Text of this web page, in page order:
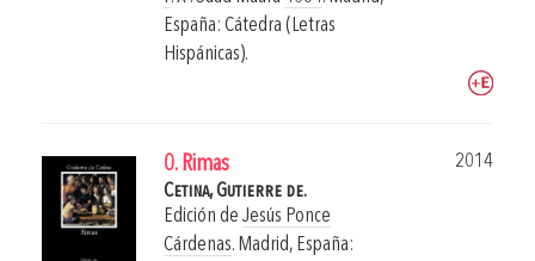
España: Cátedra (Letras
Hispánicas).
0. Rimas
2014
Cetina, Gutierre de.
Edición de Jesús Ponce
Cárdenas. Madrid, España: